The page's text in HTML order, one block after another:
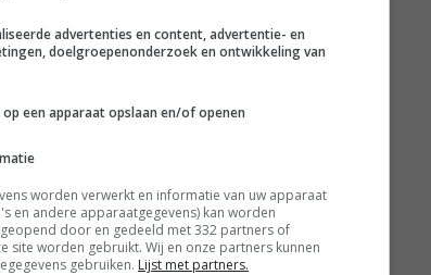
REACTIES (1)
advertenties en content, advertentie- en
doelgroepenonderzoek en ontwikkeling van
een apparaat opslaan en/of openen
worden verwerkt en informatie van uw apparaat
en andere apparaatgegevens) kan worden
door en gedeeld met 332 partners of
site worden gebruikt. Wij en onze partners kunnen
gebruiken. Lijst met partners.